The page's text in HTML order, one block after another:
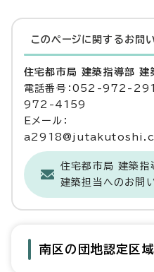
このページに関する お問
住宅都市局 建築指導部 建
電話番号：052-972-
972-4159
Eメール：
住宅都市局 建築指
建築担当へのお問
南区の団地認定区域